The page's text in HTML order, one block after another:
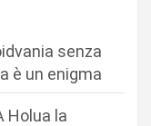
senza
è un enigma
Holua la